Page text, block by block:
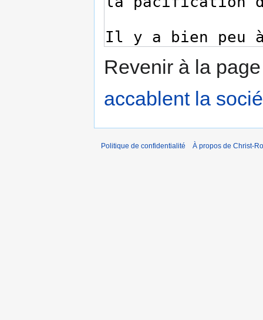
Revenir à la
accablent la
Politique de confidentialité À propos de Christ-